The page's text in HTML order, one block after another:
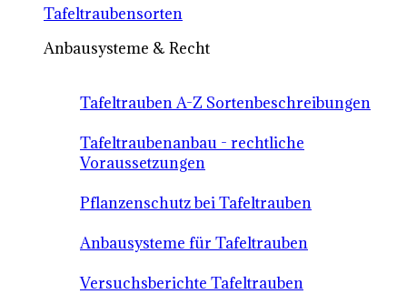
Tafeltraubensorten
Anbausysteme & Recht
Tafeltrauben A-Z Sortenbeschreibungen
Tafeltraubenanbau - rechtliche
Voraussetzungen
Pflanzenschutz bei Tafeltrauben
Anbausysteme für Tafeltrauben
Versuchsberichte Tafeltrauben